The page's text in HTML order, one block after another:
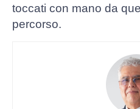
toccati con mano da
percorso.